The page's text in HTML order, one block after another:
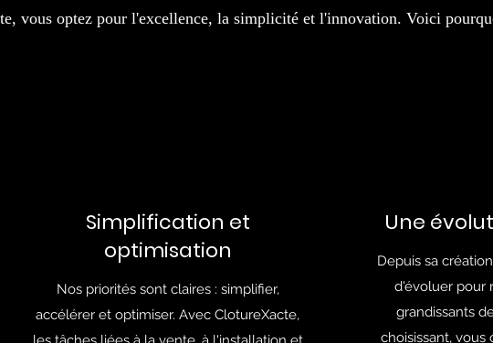
vous optez pour l'excellence, la simplicité et l'innovation. Voici
Simplification et
optimisation
Nos priorités sont claires : simplifier,
accélérer et optimiser. Avec ClotureXacte,
Une
Depuis sa
d'évoluer pour
grandissants
choisissant,